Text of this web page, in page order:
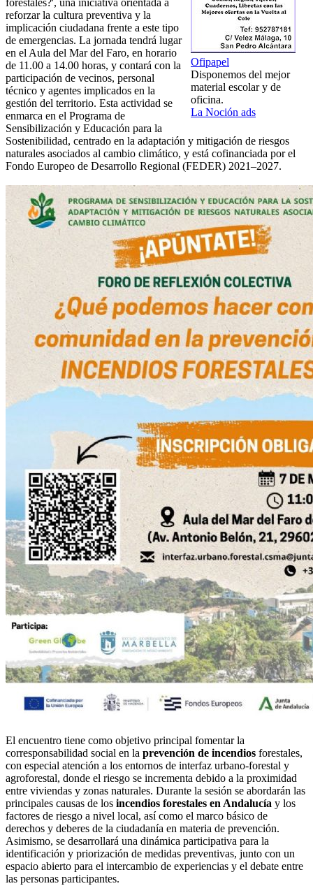
Ofipapel
Disponemos del mejor
material escolar y de
oficina.
La Noción ads
forestales?', una iniciativa orientada a
reforzar la cultura preventiva y la
implicación ciudadana frente a este tipo
de emergencias. La jornada tendrá lugar
en el Aula del Mar del Faro, en horario
de 11.00 a 14.00 horas, y contará con la
participación de vecinos, personal
técnico y agentes implicados en la
gestión del territorio. Esta actividad se
enmarca en el Programa de
Sensibilización y Educación para la
Sostenibilidad, centrado en la adaptación y mitigación de riesgos
naturales asociados al cambio climático, y está cofinanciada por el
Fondo Europeo de Desarrollo Regional (FEDER) 2021–2027.
El encuentro tiene como objetivo principal fomentar la
corresponsabilidad social en la prevención de incendios forestales,
con especial atención a los entornos de interfaz urbano-forestal y
agroforestal, donde el riesgo se incrementa debido a la proximidad
entre viviendas y zonas naturales. Durante la sesión se abordarán las
principales causas de los incendios forestales en Andalucía y los
factores de riesgo a nivel local, así como el marco básico de
derechos y deberes de la ciudadanía en materia de prevención.
Asimismo, se desarrollará una dinámica participativa para la
identificación y priorización de medidas preventivas, junto con un
espacio abierto para el intercambio de experiencias y el debate entre
las personas participantes.